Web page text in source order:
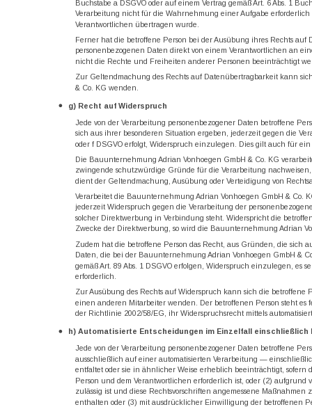
Buchstabe a DSGVO oder auf einem Vertrag gemäß Art. 6 Abs. 1
Verarbeitung nicht für die Wahrnehmung einer Aufgabe
Verantwortlichen übertragen wurde.
Ferner hat die betroffene Person bei der Ausübung ihres Rechts
personenbezogenen Daten direkt von einem Verantwortlichen an
nicht die Rechte und Freiheiten anderer Personen beeinträchtigt
Zur Geltendmachung des Rechts auf Datenübertragbarkeit kann
& Co. KG wenden.
g) Recht auf Widerspruch
Jede von der Verarbeitung personenbezogener Daten betroffene
sich aus ihrer besonderen Situation ergeben, jederzeit gegen die
oder f DSGVO erfolgt, Widerspruch einzulegen. Dies gilt auch für
Die Bauunternehmung Adrian Vonhoegen GmbH & Co. KG
zwingende schutzwürdige Gründe für die Verarbeitung
dient der Geltendmachung, Ausübung oder Verteidigung von
Verarbeitet die Bauunternehmung Adrian Vonhoegen GmbH & Co.
jederzeit Widerspruch gegen die Verarbeitung der
solcher Direktwerbung in Verbindung steht. Widerspricht die
Zwecke der Direktwerbung, so wird die Bauunternehmung Adrian
Zudem hat die betroffene Person das Recht, aus Gründen, die sich
Daten, die bei der Bauunternehmung Adrian Vonhoegen GmbH &
gemäß Art. 89 Abs. 1 DSGVO erfolgen, Widerspruch einzulegen,
erforderlich.
Zur Ausübung des Rechts auf Widerspruch kann sich die
einen anderen Mitarbeiter wenden. Der betroffenen Person steht
der Richtlinie 2002/58/EG, ihr Widerspruchsrecht mittels
h) Automatisierte Entscheidungen im Einzelfall einschließlich
Jede von der Verarbeitung personenbezogener Daten betroffene
ausschließlich auf einer automatisierten Verarbeitung —
entfaltet oder sie in ähnlicher Weise erheblich beeinträchtigt,
Person und dem Verantwortlichen erforderlich ist, oder (2)
zulässig ist und diese Rechtsvorschriften angemessene
enthalten oder (3) mit ausdrücklicher Einwilligung der betroffenen